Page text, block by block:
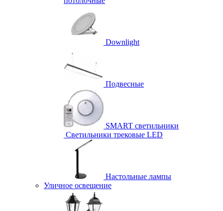
Downlight
Подвесные
SMART светильники
Светильники трековые LED
Настольные лампы
Уличное освещение